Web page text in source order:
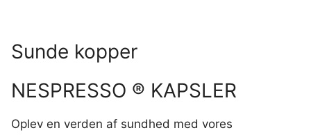
Sunde kopper
NESPRESSO ® KAPSLER
Oplev en verden af sundhed med vores